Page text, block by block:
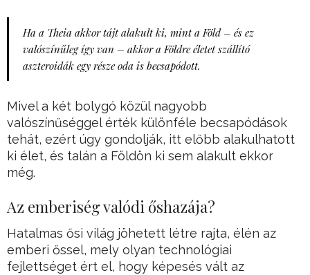
Ha a Theia akkor tájt alakult ki, mint a Föld – és ez
valószínűleg így van – akkor a Földre életet szállító
aszteroidák egy része oda is becsapódott.
Mivel a két bolygó közül nagyobb
valószínűséggel érték különféle becsapódások
tehát, ezért úgy gondolják, itt előbb alakulhatott
ki élet, és talán a Földön ki sem alakult ekkor
még.
Az emberiség valódi őshazája?
Hatalmas ősi világ jöhetett létre rajta, élén az
emberi őssel, mely olyan technológiai
fejlettséget ért el, hogy képesés vált az